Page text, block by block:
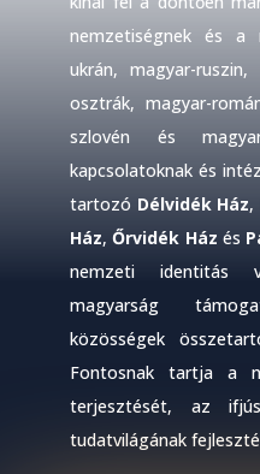
nemzetiségnek és a
ukrán, magyar-ruszin,
osztrák, magyar-
szlovén és
kapcsolatoknak és
tartozó Délvidék Ház,
Ház,Őrvidék Ház és
nemzeti identitás
magyarság
közösségek
Fontosnak tartja a
terjesztését, az
tudatvilágának